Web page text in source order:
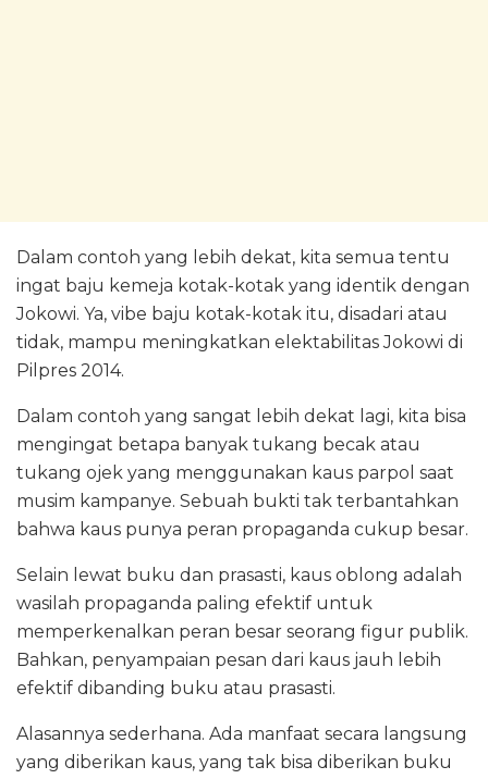
Dalam contoh yang lebih dekat, kita semua tentu
ingat baju kemeja kotak-kotak yang identik dengan
Jokowi. Ya, vibe baju kotak-kotak itu, disadari atau
tidak, mampu meningkatkan elektabilitas Jokowi di
Pilpres 2014.
Dalam contoh yang sangat lebih dekat lagi, kita bisa
mengingat betapa banyak tukang becak atau
tukang ojek yang menggunakan kaus parpol saat
musim kampanye. Sebuah bukti tak terbantahkan
bahwa kaus punya peran propaganda cukup besar.
Selain lewat buku dan prasasti, kaus oblong adalah
wasilah propaganda paling efektif untuk
memperkenalkan peran besar seorang figur publik.
Bahkan, penyampaian pesan dari kaus jauh lebih
efektif dibanding buku atau prasasti.
Alasannya sederhana. Ada manfaat secara langsung
yang diberikan kaus, yang tak bisa diberikan buku